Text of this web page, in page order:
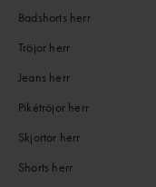
Badshorts herr
Tröjor herr
Jeans herr
Pikétröjor herr
Skjortor herr
Shorts herr